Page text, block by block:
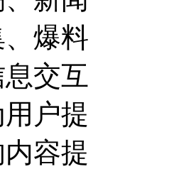
爆料
交互
户提
容提